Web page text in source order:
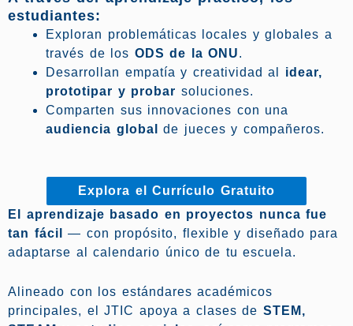
estudiantes:
Exploran problemáticas locales y globales a
través de los ODS de la ONU.
Desarrollan empatía y creatividad al idear,
prototipar y probar soluciones.
Comparten sus innovaciones con una
audiencia global
de jueces y compañeros.
Explora el Currículo Gratuito
El aprendizaje basado en proyectos nunca fue
tan fácil
— con propósito, flexible y diseñado para
adaptarse al calendario único de tu escuela.
Alineado con los estándares académicos
principales, el JTIC apoya a clases de STEM,